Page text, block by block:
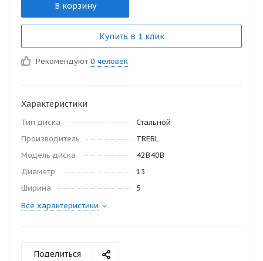
В корзину
Купить в 1 клик
Рекомендуют 0 человек
Характеристики
Тип диска
Стальной
Производитель
TREBL
Модель диска
42B40B
Диаметр
13
Ширина
5
Все характеристики
Поделиться